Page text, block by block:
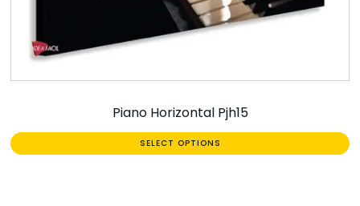
Piano Horizontal Pjh15
SELECT OPTIONS